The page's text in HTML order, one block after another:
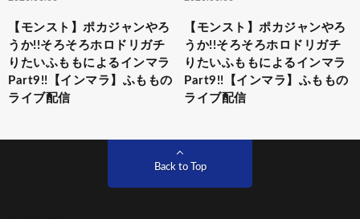
【モンスト】ポカジャンやろ
うか!!そろそろホロドリガチ
りたいふももによるインマラ
Part9!!【インマラ】ふももの
ライブ配信
【モンスト】ポカジャンやろ
うか!!そろそろホロドリガチ
りたいふももによるインマラ
Part9!!【インマラ】ふももの
ライブ配信
Back to Top